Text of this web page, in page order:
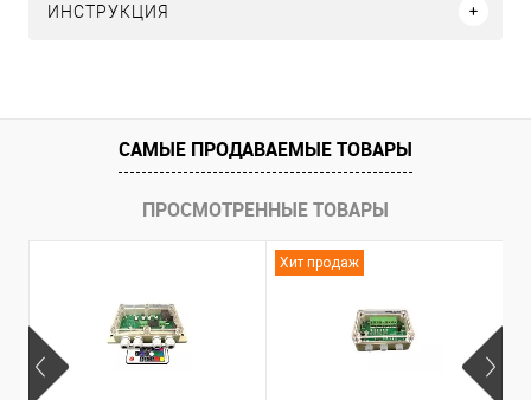
ИНСТРУКЦИЯ
САМЫЕ ПРОДАВАЕМЫЕ ТОВАРЫ
ПРОСМОТРЕННЫЕ ТОВАРЫ
Хит продаж